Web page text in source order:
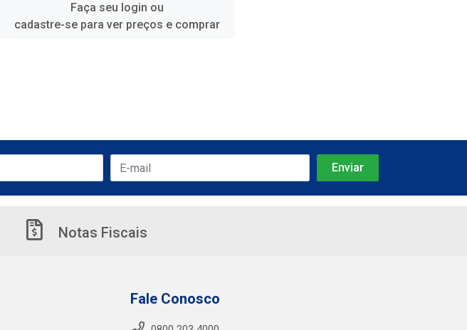
Faça seu login ou
cadastre-se para ver preços e comprar
Notas Fiscais
Fale Conosco